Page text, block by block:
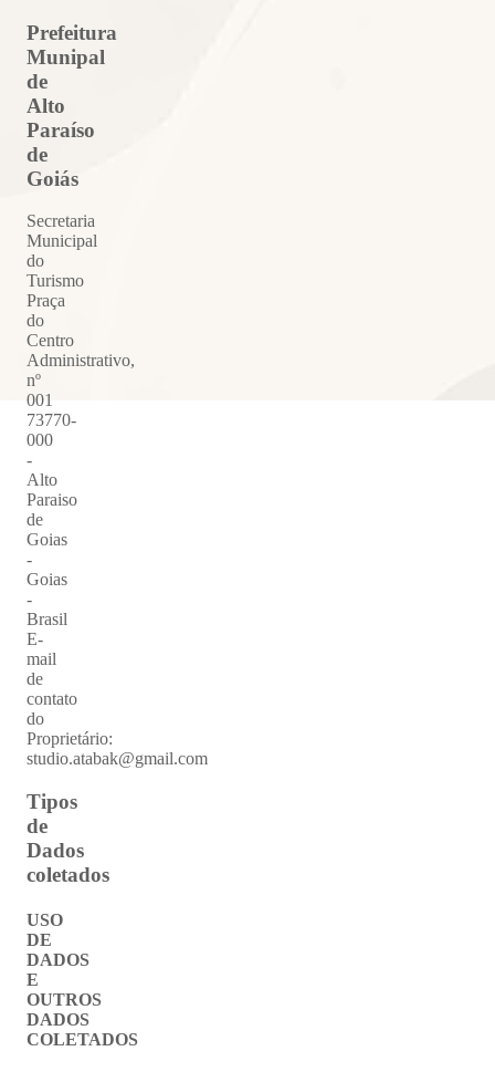
Prefeitura
Munipal
de
Alto
Paraíso
de
Goiás
Secretaria
Municipal
do
Turismo
Praça
do
Centro
Administrativo,
nº
001
73770-
000
-
Alto
Paraiso
de
Goias
-
Goias
-
Brasil
E-
mail
de
contato
do
Proprietário:
studio.atabak@gmail.com
Tipos
de
Dados
coletados
USO
DE
DADOS
E
OUTROS
DADOS
COLETADOS